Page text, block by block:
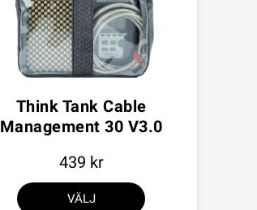
Think Tank Cable
Management 30 V3.0
439
VÄLJ